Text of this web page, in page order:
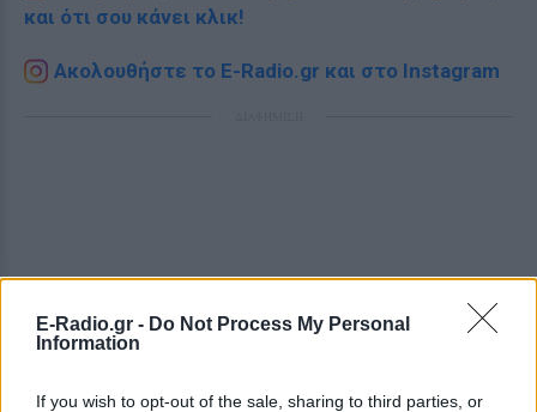
E-Radio.gr - Do Not Process My Personal
Information
If you wish to opt-out of the sale, sharing to third parties, or
και ότι σου κάνει κλικ!
Ακολουθήστε το E-Radio.gr και στο Instagram